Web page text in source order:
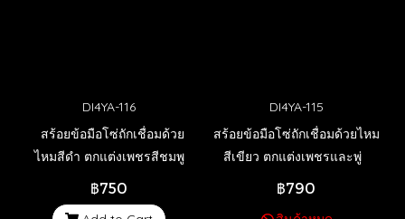
DI4YA-116
สร้อยข้อมือโซ่ถักเชื่อมด้วย
ไหมสีดำ ตกแต่งเพชรสีชมพู
และพู่
฿750
DI4YA-115
สร้อยข้อมือโซ่ถักเชื่อมด้วยไหม
สีเขียว ตกแต่งเพชรและพู่
฿790